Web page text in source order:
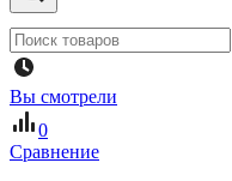
Вы смотрели
0
Сравнение